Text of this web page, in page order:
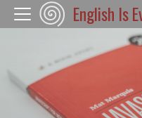
English Is